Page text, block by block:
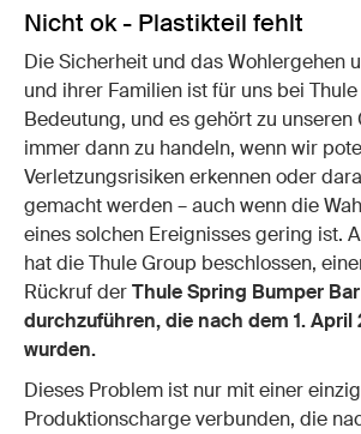
Nicht ok - Plastikteil fehlt
Die Sicherheit und das Wohlergehen
und ihrer Familien ist für uns bei
Bedeutung, und es gehört zu unseren
immer dann zu handeln, wenn wir
Verletzungsrisiken erkennen oder
gemacht werden – auch wenn die
eines solchen Ereignisses gering ist.
hat die Thule Group beschlossen,
Rückruf derThule Spring Bumper
durchzuführen, die nach dem 1. April
wurden.
Dieses Problem ist nur mit einer
Produktionscharge verbunden, die